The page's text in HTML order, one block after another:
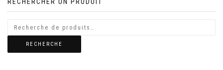
l’article
RECHERCHE